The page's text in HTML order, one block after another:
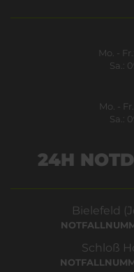
Mo. -
Sa.:
Mo. -
Sa.:
24H
Bielefeld
Schloß